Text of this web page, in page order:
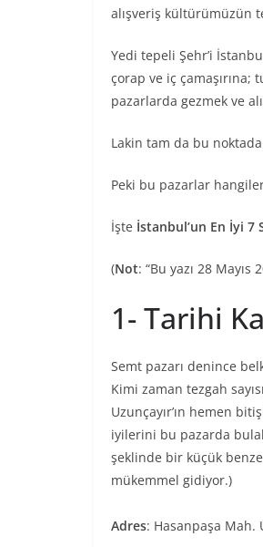
alışveriş kültürümüzün
Yedi tepeli Şehr’i
çorap ve iç çamaşırına;
pazarlarda gezmek ve
Lakin tam da bu noktada
Peki bu pazarlar
İşte İstanbul’un En İyi 7
(Not: “Bu yazı 28
1- Tarihi
Semt pazarı denince
Kimi zaman tezgah
Uzunçayır’ın hemen
iyilerini bu pazarda
şeklinde bir küçük
mükemmel gidiyor.)
Adres: Hasanpaşa Mah.